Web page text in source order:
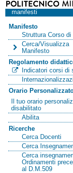
manifesti
Manifesto
Struttura Corso di
Cerca/Visualizza
Manifesto
Regolamento
Indicatori corsi di
Orario
Il tuo orario
disabilitato
Abilita
Ricerche
Cerca Docenti
Cerca
Cerca
Ordinamenti
al D.M.509